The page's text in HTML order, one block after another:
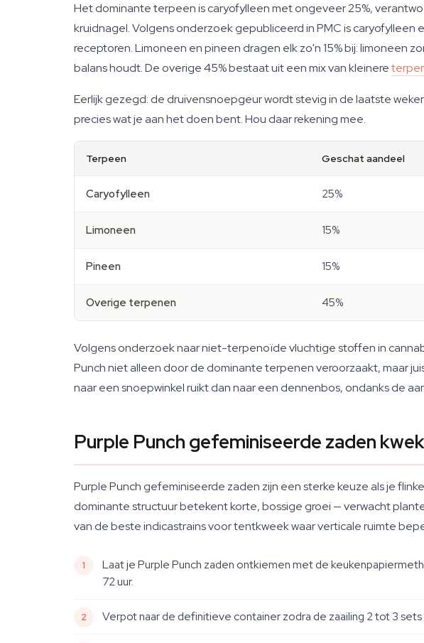
Het dominante terpeen is caryofylleen met ongeveer 25%,
kruidnagel. Volgens onderzoek gepubliceerd in PMC is
receptoren. Limoneen en pineen dragen elk zo'n 15% bij:
balans houdt. De overige 45% bestaat uit een mix van kleinere
Eerlijk gezegd: de druivensnoepgeur wordt stevig in de laatste
precies wat je aan het doen bent. Hou daar rekening mee.
Terpeen Geschat aandeel
Caryofylleen 25%
Limoneen 15%
Pineen 15%
Overige terpenen 45%
Volgens onderzoek naar niet-terpenoïde vluchtige stoffen in
Punch niet alleen door de dominante terpenen veroorzaakt, maar
naar een snoepwinkel ruikt dan naar een dennenbos, ondanks de
Purple Punch gefeminiseerde zaden
Purple Punch gefeminiseerde zaden zijn een sterke keuze als je
dominante structuur betekent korte, bossige groei — verwacht
van de beste indicastrains voor tentkweek waar verticale ruimte
Laat je Purple Punch zaden ontkiemen met de
72 uur.
Verpot naar de definitieve container zodra de zaailing 2 tot 3